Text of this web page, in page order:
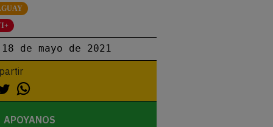
18 de mayo de 2021
APOYANOS